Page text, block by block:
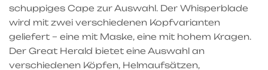
schuppiges Cape zur Auswahl. Der Whisperblade
wird mit zwei verschiedenen Kopfvarianten
geliefert – eine mit Maske, eine mit hohem Kragen.
Der Great Herald bietet eine Auswahl an
verschiedenen Köpfen, Helmaufsätzen,